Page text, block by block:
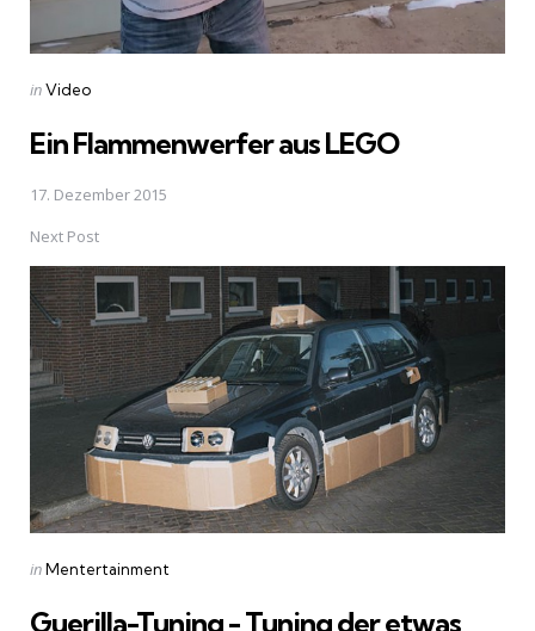
Posted
inVideo
Ein Flammenwerfer aus LEGO
17. Dezember 2015
Next Post
Posted
inMentertainment
Guerilla-Tuning - Tuning der etwas